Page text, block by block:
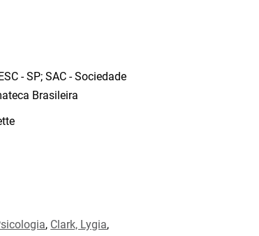
- SP; SAC - Sociedade
Brasileira
, Clark, Lygia,